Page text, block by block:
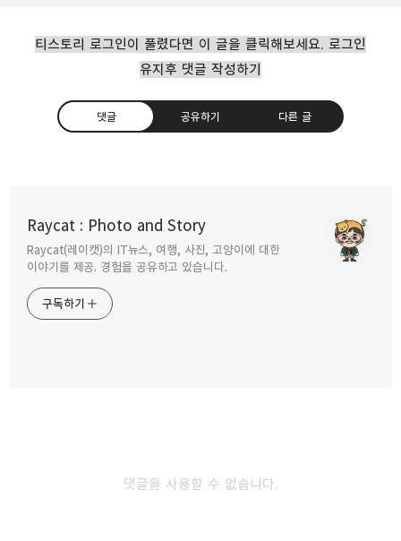
티스토리 로그인이 풀렸다면 이 글을 클릭해보세요. 로그인
유지후 댓글 작성하기
댓글 공유하기 다른 글
Raycat : Photo and Story
Raycat(레이캣)의 IT뉴스, 여행, 사진, 고양이에 대한
이야기를 제공. 경험을 공유하고 있습니다.
구독하기
댓글을 사용할 수 없습니다.
구독하기 카카오톡
2017.08.11
싱가포르 역사가 있는 센토사 포트 실로소